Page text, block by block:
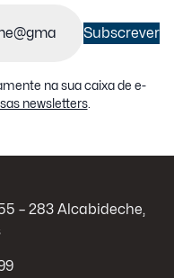
Subscrever
na sua caixa de e-
newsletters.
– 283 Alcabideche,